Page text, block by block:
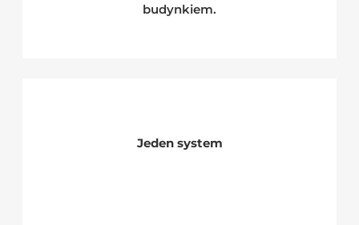
budynkiem.
Jeden system